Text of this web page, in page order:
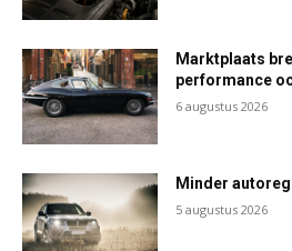
Marktplaats
performance
6 augustus 2026
Minder
5 augustus 2026